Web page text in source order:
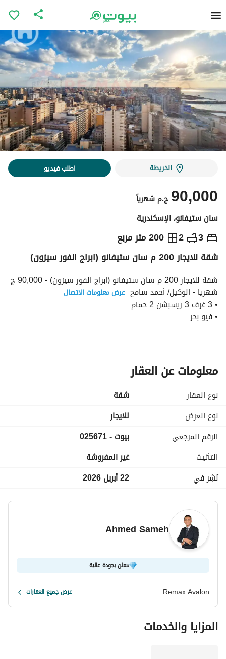
الخريطة اطلب فيديو
ج.م 90,000 شهرياً
سان ستيفانو، الإسكندرية
3
2 200 متر مربع ج.م 90,000شهرياً
الاماكن القريبة شقة للايجار 200 م سان ستيفانو (ابراج الفور سيزون)
شهريا - الوكيل/ أحمد سامح عرض معلومات الاتصال
• 3 غرف 3 ريسبشن 2 حمام
• فيو بحر
معلومات عن العقار
نوع العقار
شقة
نوع العرض
للايجار
الرقم المرجعي
بيوت - 025671
التأثيث
غير المفروشة
نُشِر في
22 أبريل 2026
Ahmed Sameh
معلن بجودة عالية
Remax Avalon عرض جميع العقارات
المزايا والخدمات